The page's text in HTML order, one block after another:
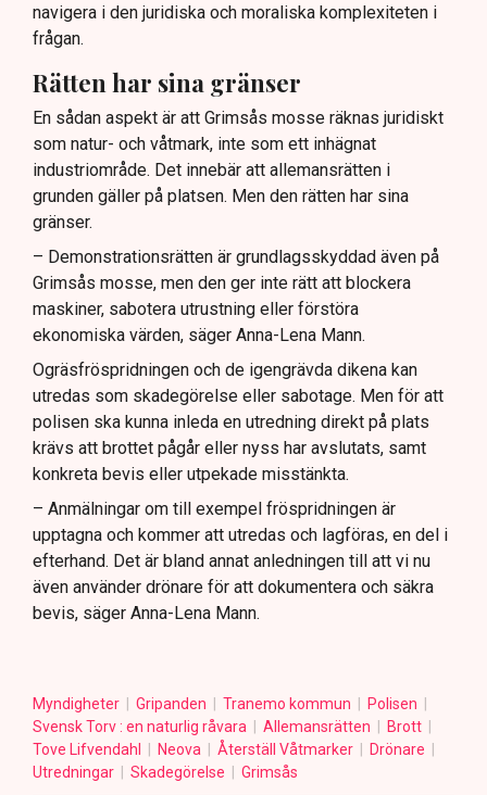
navigera i den juridiska och moraliska komplexiteten i
frågan.
Rätten har sina gränser
En sådan aspekt är att Grimsås mosse räknas juridiskt
som natur- och våtmark, inte som ett inhägnat
industriområde. Det innebär att allemansrätten i
grunden gäller på platsen. Men den rätten har sina
gränser.
– Demonstrationsrätten är grundlagsskyddad även på
Grimsås mosse, men den ger inte rätt att blockera
maskiner, sabotera utrustning eller förstöra
ekonomiska värden, säger Anna-Lena Mann.
Ogräsfröspridningen och de igengrävda dikena kan
utredas som skadegörelse eller sabotage. Men för att
polisen ska kunna inleda en utredning direkt på plats
krävs att brottet pågår eller nyss har avslutats, samt
konkreta bevis eller utpekade misstänkta.
– Anmälningar om till exempel fröspridningen är
upptagna och kommer att utredas och lagföras, en del i
efterhand. Det är bland annat anledningen till att vi nu
även använder drönare för att dokumentera och säkra
bevis, säger Anna-Lena Mann.
Myndigheter Gripanden Tranemo kommun
Polisen
Svensk Torv : en naturlig råvara
Allemansrätten
Brott
Tove Lifvendahl
Neova Återställ Våtmarker
Drönare
Utredningar
Skadegörelse Grimsås